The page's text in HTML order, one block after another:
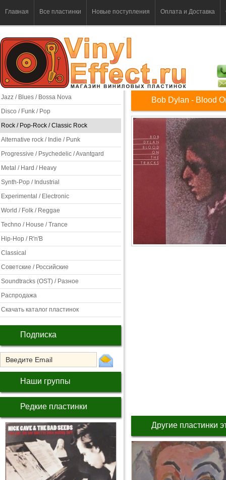
Главная Все пластинки Новые поступления Оплата и Доставка
Jazz / Blues / Bossa Nova
Disco / Funk / Pop
Rock / Pop-Rock / Classic Rock
Alternative rock / Indie / Punk
Progressive / Psychedelic / Avantgard
Metal / Hard / Heavy
Synth-Pop / Industrial
Experimental / Electronic
World / Folk / Reggae
Techno / House / Trance
Hip-Hop / R'n'B
Classical
Советские / Российские
Soundtracks (OST) / Разное
Распродажа
Скачать каталог пластинок
Подписка
Наши группы
Редкие пластинки
Bob Dylan - Blood
Другие пластинки